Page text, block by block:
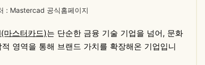
: Mastercad 공식홈페이지
스터카드)는 단순한 금융 기술 기업을 넘어, 문화
적 영역을 통해 브랜드 가치를 확장해온 기업입니